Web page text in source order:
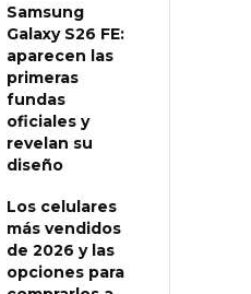
Samsung
Galaxy S26 FE:
aparecen las
primeras
fundas
oficiales y
revelan su
diseño
Los celulares
más vendidos
de 2026 y las
opciones para